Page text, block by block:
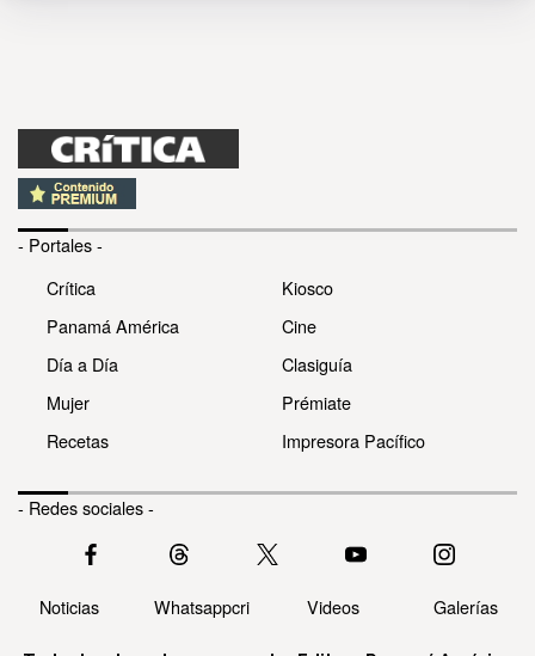
- Portales -
Crítica
Panamá América
Día a Día
Mujer
Recetas
Kiosco
Cine
Clasiguía
Prémiate
Impresora Pacífico
- Redes sociales -
Noticias Whatsappcri Videos Galerías